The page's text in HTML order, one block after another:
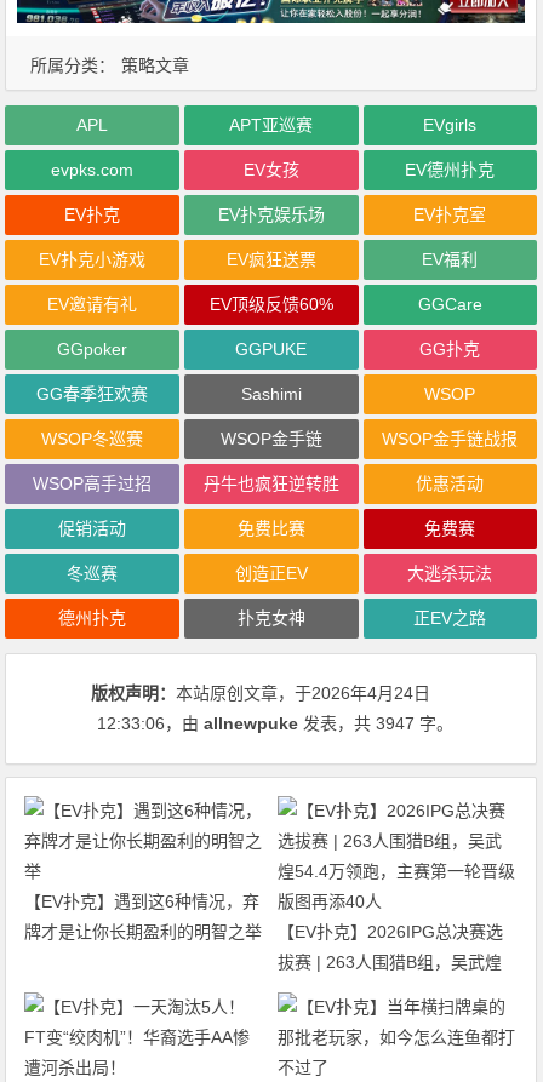
所属分类： 策略文章
APL APT亚巡赛 EVgirls
evpks.com EV女孩 EV德州扑克
EV扑克 EV扑克娱乐场 EV扑克室
EV扑克小游戏 EV疯狂送票 EV福利
EV邀请有礼 EV顶级反馈60% GGCare
GGpoker GGPUKE GG扑克
GG春季狂欢赛 Sashimi WSOP
WSOP冬巡赛 WSOP金手链 WSOP金手链战报
WSOP高手过招 丹牛也疯狂逆转胜 优惠活动
促销活动 免费比赛 免费赛
冬巡赛 创造正EV 大逃杀玩法
德州扑克 扑克女神 正EV之路
版权声明：本站原创文章，于2026年4月24日
12:33:06，由allnewpuke 发表，共 3947 字。
【EV扑克】遇到这6种情况，弃
牌才是让你长期盈利的明智之举
【EV扑克】2026IPG总决赛选
拔赛 | 263人围猎B组，吴武煌
54.4万领跑，主赛第一轮晋级版
图再添40人